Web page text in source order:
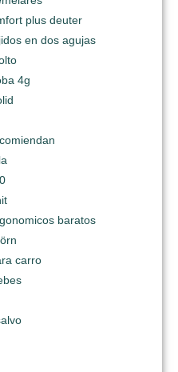
plus deuter
en dos agujas
4g
baratos
carro